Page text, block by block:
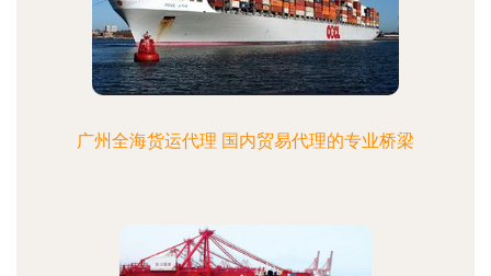
广州全海货运代理 国内贸易代理的专业桥梁